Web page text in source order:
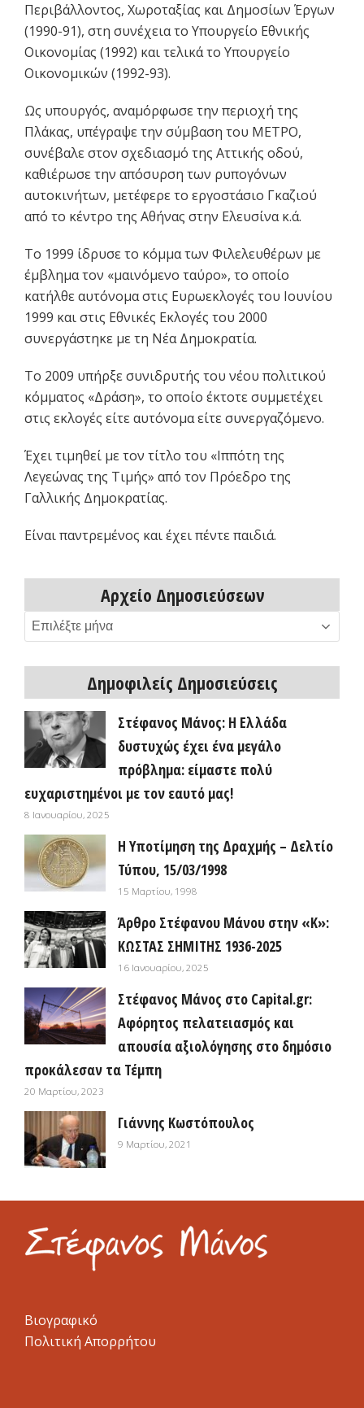
Περιβάλλοντος, Χωροταξίας και Δημοσίων Έργων
(1990-91), στη συνέχεια το Υπουργείο Εθνικής
Οικονομίας (1992) και τελικά το Υπουργείο
Οικονομικών (1992-93).
Ως υπουργός, αναμόρφωσε την περιοχή της
Πλάκας, υπέγραψε την σύμβαση του ΜΕΤΡΟ,
συνέβαλε στον σχεδιασμό της Αττικής οδού,
καθιέρωσε την απόσυρση των ρυπογόνων
αυτοκινήτων, μετέφερε το εργοστάσιο Γκαζιού
από το κέντρο της Αθήνας στην Ελευσίνα κ.ά.
Το 1999 ίδρυσε το κόμμα των Φιλελευθέρων με
έμβλημα τον «μαινόμενο ταύρο», το οποίο
κατήλθε αυτόνομα στις Ευρωεκλογές του Ιουνίου
1999 και στις Εθνικές Εκλογές του 2000
συνεργάστηκε με τη Νέα Δημοκρατία.
Το 2009 υπήρξε συνιδρυτής του νέου πολιτικού
κόμματος «Δράση», το οποίο έκτοτε συμμετέχει
στις εκλογές είτε αυτόνομα είτε συνεργαζόμενο.
Έχει τιμηθεί με τον τίτλο του «Ιππότη της
Λεγεώνας της Τιμής» από τον Πρόεδρο της
Γαλλικής Δημοκρατίας.
Είναι παντρεμένος και έχει πέντε παιδιά.
Αρχείο Δημοσιεύσεων
Αρχείο
Δημοσιεύσεων
Δημοφιλείς Δημοσιεύσεις
Στέφανος Μάνος: Η Ελλάδα
δυστυχώς έχει ένα μεγάλο
πρόβλημα: είμαστε πολύ
ευχαριστημένοι με τον εαυτό μας!
8 Ιανουαρίου, 2025
Η Υποτίμηση της Δραχμής – Δελτίο
Τύπου, 15/03/1998
15 Μαρτίου, 1998
Άρθρο Στέφανου Μάνου στην «Κ»:
ΚΩΣΤΑΣ ΣΗΜΙΤΗΣ 1936-2025
16 Ιανουαρίου, 2025
Στέφανος Μάνος στο Capital.gr:
Αφόρητος πελατειασμός και
απουσία αξιολόγησης στο δημόσιο
προκάλεσαν τα Τέμπη
20 Μαρτίου, 2023
Γιάννης Κωστόπουλος
9 Μαρτίου, 2021
Βιογραφικό
Πολιτική Απορρήτου